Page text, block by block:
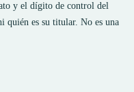
y el dígito de control del
quién es su titular. No es una